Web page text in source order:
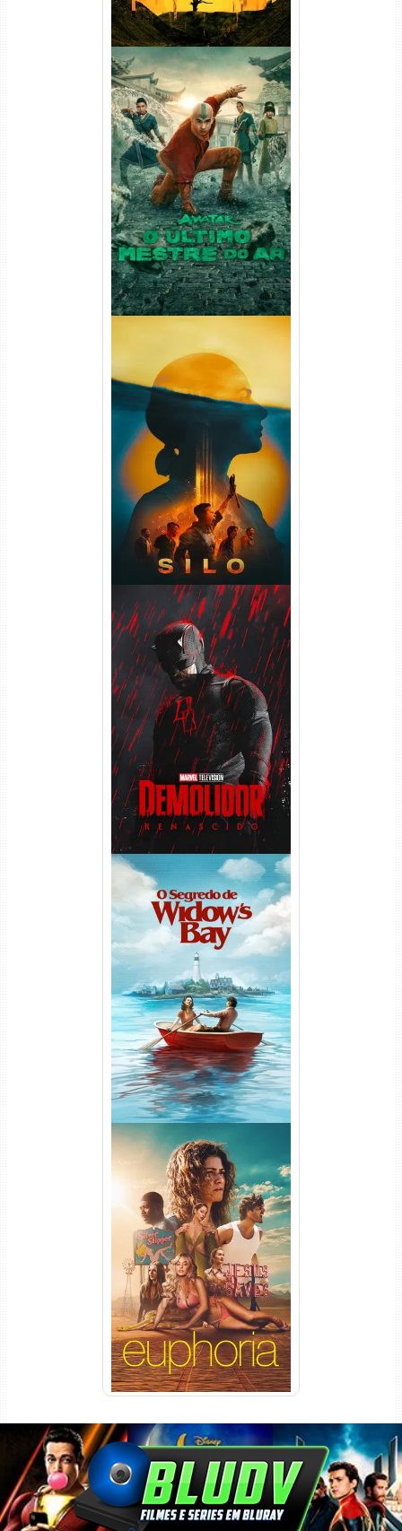
Avatar: O Último Mestre do
Ar 2ª Temporada Torrent
(2026) WEB-DL 1080p Dual
Áudio
Silo 2ª Temporada (2024)
WEB-DL 1080p Dual Áudio
Demolidor: Renascido 2ª
Temporada (2026) WEB-DL
1080p Dual Áudio
O Segredo de Widow’s Bay
1ª Temporada Torrent (2026)
WEB-DL 1080p Dual Áudio
Euphoria 3ª Temporada
Torrent (2026) WEB-DL 1080p
Dual Áudio